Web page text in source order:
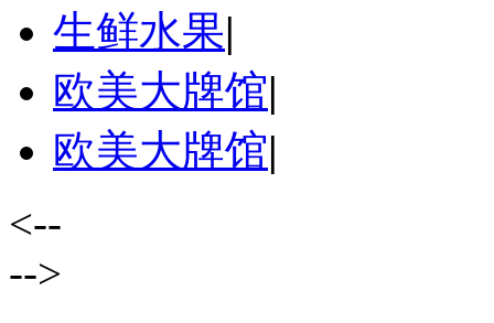
生鲜水果|
欧美大牌馆|
欧美大牌馆|
<--
-->